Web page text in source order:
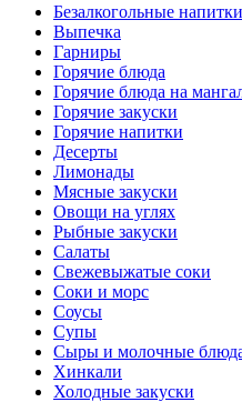
Безалкогольные напитки
Выпечка
Гарниры
Горячие блюда
Горячие блюда на
Горячие закуски
Горячие напитки
Десерты
Лимонады
Мясные закуски
Овощи на углях
Рыбные закуски
Салаты
Свежевыжатые соки
Соки и морс
Соусы
Супы
Сыры и молочные
Хинкали
Холодные закуски